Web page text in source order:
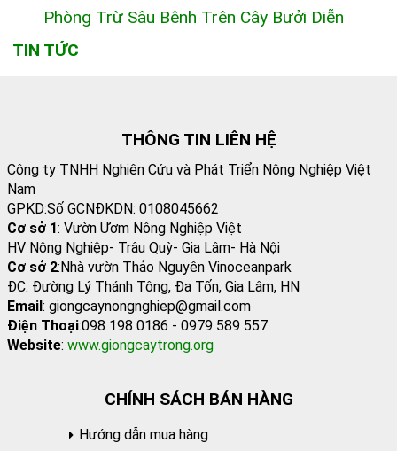
Phòng Trừ Sâu Bênh Trên Cây Bưởi Diễn
TIN TỨC
THÔNG TIN LIÊN HỆ
Công ty TNHH Nghiên Cứu và Phát Triển Nông Nghiệp Việt
Nam
GPKD:Số GCNĐKDN: 0108045662
Cơ sở 1: Vườn Ươm Nông Nghiệp Việt
HV Nông Nghiệp- Trâu Quỳ- Gia Lâm- Hà Nội
Cơ sở 2:Nhà vườn Thảo Nguyên Vinoceanpark
ĐC: Đường Lý Thánh Tông, Đa Tốn, Gia Lâm, HN
Email : giongcaynongnghiep@gmail.com
Điện Thoại:098 198 0186 - 0979 589 557
Website: www.giongcaytrong.org
CHÍNH SÁCH BÁN HÀNG
Hướng dẫn mua hàng